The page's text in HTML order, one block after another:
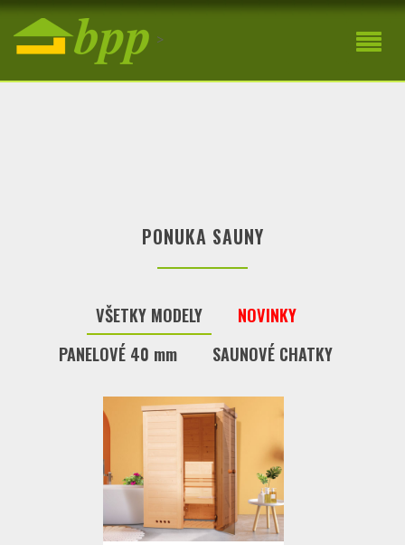
Sauny Banská Bystrica
>
PONUKA SAUNY
VŠETKY MODELY
NOVINKY
PANELOVÉ 40 mm
SAUNOVÉ CHATKY